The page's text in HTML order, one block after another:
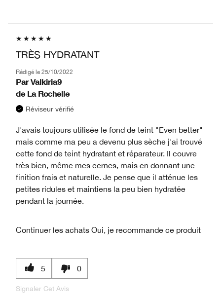
TRÈS HYDRATANT
Rédigé le 25/10/2022
Par Valkiria9
de La Rochelle
Réviseur vérifié
J'avais toujours utilisée le fond de teint "Even better"
mais comme ma peu a devenu plus sèche j'ai trouvé
cette fond de teint hydratant et réparateur. Il couvre
très bien, même mes cernes, mais en donnant une
finition frais et naturelle. Je pense que il atténue les
petites ridules et maintiens la peu bien hydratée
pendant la journée.
Continuer les achats Oui, je recommande ce produit
5 0
Signaler Cet Avis